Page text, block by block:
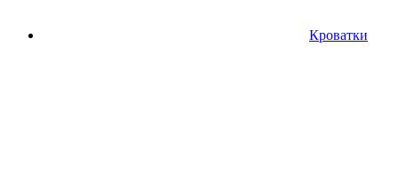
Кроватки